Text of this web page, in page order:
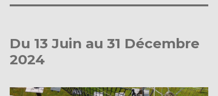
Du 13 Juin au 31 Décembre
2024